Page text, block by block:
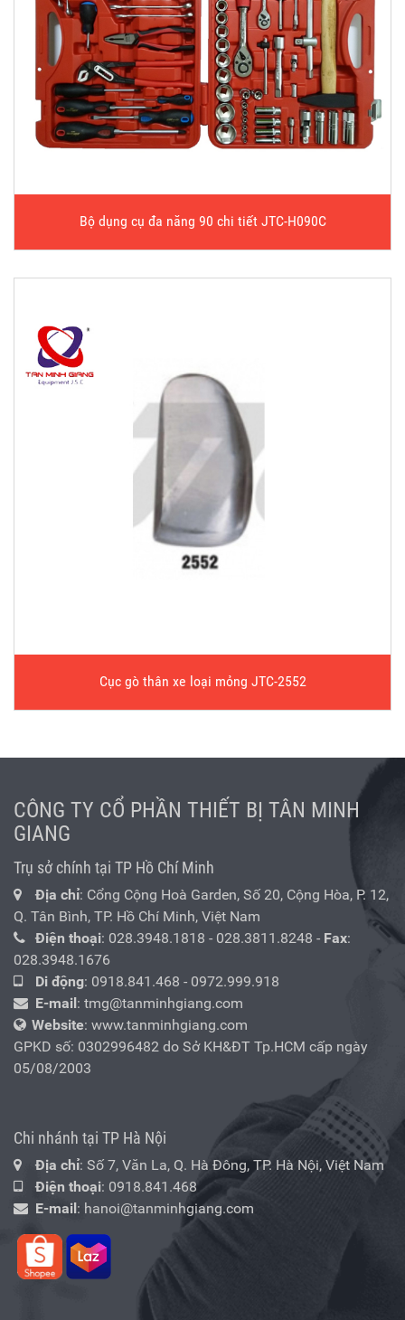
Bộ dụng cụ đa năng 90 chi tiết JTC-H090C
Cục gò thân xe loại mỏng JTC-2552
CÔNG TY CỔ PHẦN THIẾT BỊ TÂN MINH
GIANG
Trụ sở chính tại TP Hồ Chí Minh
Địa chỉ: Cổng Cộng Hoà Garden, Số 20, Cộng Hòa, P. 12,
Q. Tân Bình, TP. Hồ Chí Minh, Việt Nam
Điện thoại: 028.3948.1818 - 028.3811.8248 - Fax:
028.3948.1676
Di động: 0918.841.468 - 0972.999.918
E-mail: tmg@tanminhgiang.com
Website: www.tanminhgiang.com
GPKD số: 0302996482 do Sở KH&ĐT Tp.HCM cấp ngày
05/08/2003
Chi nhánh tại TP Hà Nội
Địa chỉ: Số 7, Văn La, Q. Hà Đông, TP. Hà Nội, Việt Nam
Điện thoại: 0918.841.468
E-mail: hanoi@tanminhgiang.com